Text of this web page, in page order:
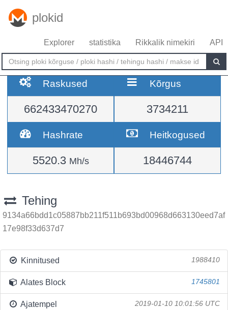
plokid
Explorer statistika Rikkalik nimekiri API
Raskused
662433470270
Kõrgus
3734211
Hashrate
5520.3 Mh/s
Heitkogused
18446744
Tehing
9134a66bdd1c05887bb211f511b693bd00968d663130eed7af
17e98f33d637d7
Kinnitused 1988410
Alates Block 1745801
Ajatempel 2019-01-10 10:01:56 UTC